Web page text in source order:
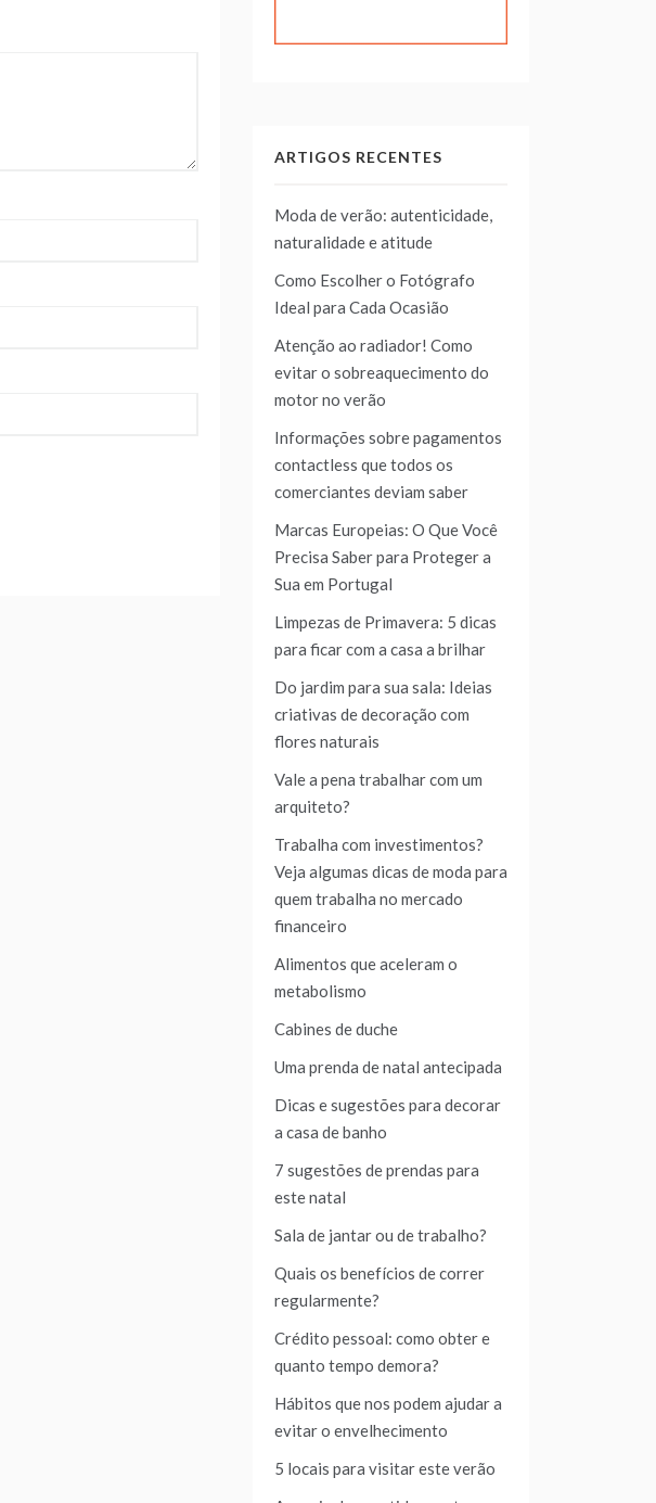
ARTIGOS RECENTES
Moda de verão: autenticidade,
naturalidade e atitude
Como Escolher o Fotógrafo
Ideal para Cada Ocasião
Atenção ao radiador! Como
evitar o sobreaquecimento do
motor no verão
Informações sobre pagamentos
contactless que todos os
comerciantes deviam saber
Marcas Europeias: O Que Você
Precisa Saber para Proteger a
Sua em Portugal
Limpezas de Primavera: 5 dicas
para ficar com a casa a brilhar
Do jardim para sua sala: Ideias
criativas de decoração com
flores naturais
Vale a pena trabalhar com um
arquiteto?
Trabalha com investimentos?
Veja algumas dicas de moda para
quem trabalha no mercado
financeiro
Alimentos que aceleram o
metabolismo
Cabines de duche
Uma prenda de natal antecipada
Dicas e sugestões para decorar
a casa de banho
7 sugestões de prendas para
este natal
Sala de jantar ou de trabalho?
Quais os benefícios de correr
regularmente?
Crédito pessoal: como obter e
quanto tempo demora?
Hábitos que nos podem ajudar a
evitar o envelhecimento
5 locais para visitar este verão